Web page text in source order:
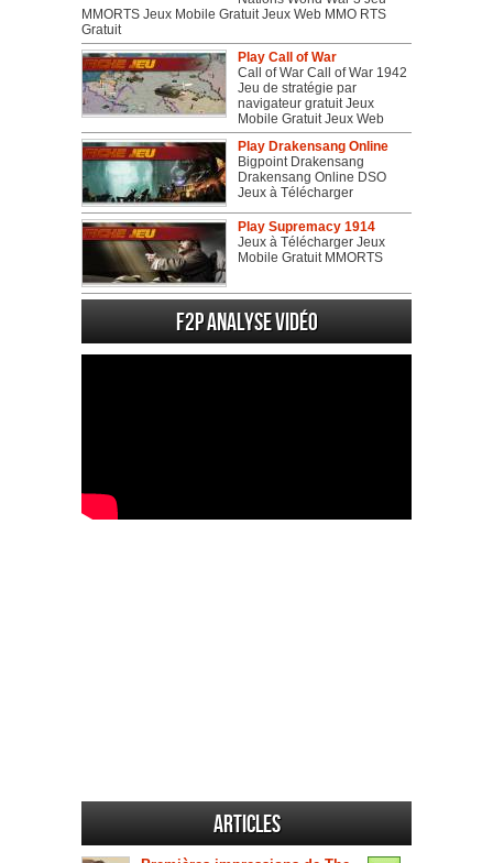
MMORTS Jeux Mobile Gratuit Jeux Web MMO RTS
Gratuit
Play Call of War
Call of War Call of War 1942
Jeu de stratégie par
navigateur gratuit Jeux
Mobile Gratuit Jeux Web
Play Drakensang Online
Bigpoint Drakensang
Drakensang Online DSO
Jeux à Télécharger
Play Supremacy 1914
Jeux à Télécharger Jeux
Mobile Gratuit MMORTS
F2P Analyse vidéo
Articles